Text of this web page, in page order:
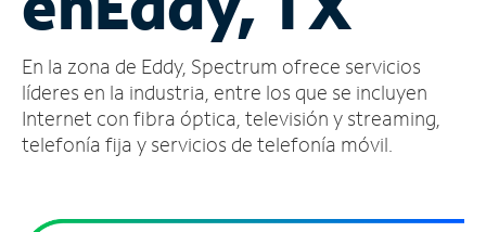
cuenta
Encuentra
una
tienda
En la zona de Eddy, Spectrum ofrece servicios
líderes en la industria, entre los que se incluyen
Internet con fibra óptica, televisión y streaming,
telefonía fija y servicios de telefonía móvil.